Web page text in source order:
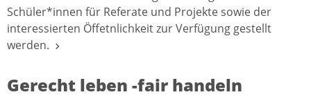
Schüler*innen für Referate und Projekte sowie der
interessierten Öffetnlichkeit zur Verfügung gestellt
werden.
Gerecht leben -fair handeln